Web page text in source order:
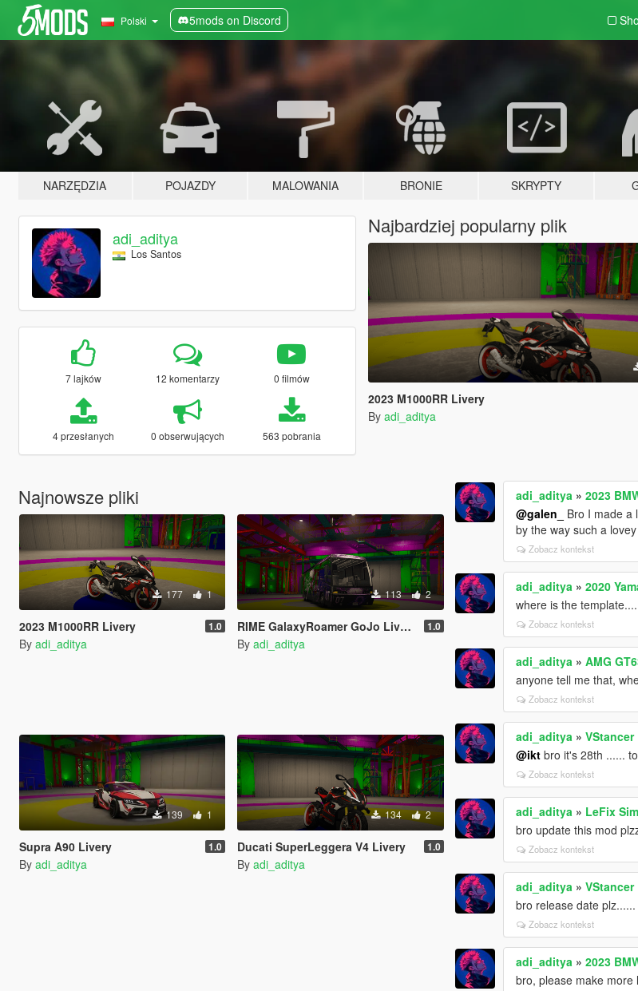
Polski 5mods on Discord
NARZĘDZIA POJAZDY MALOWANIA BRONIE SKRYPTY
adi_aditya
Los Santos
7 lajków 12 komentarzy 0 filmów
4 przesłanych 0 obserwujących 563 pobrania
Najbardziej popularny plik
2023 M1000RR Livery
By adi_aditya
Najnowsze pliki
177 1
2023 M1000RR Livery 1.0
By adi_aditya
113 2
RIME GalaxyRoamer GoJo Livery 1.0
By adi_aditya
139 1
Supra A90 Livery 1.0
By adi_aditya
134 2
Ducati SuperLeggera V4 Livery 1.0
By adi_aditya
adi_aditya »2023
@galen_
Bro I made a
by the way such a
Zobacz kontekst
adi_aditya »2020
where is the
Zobacz kontekst
adi_aditya »AMG
anyone tell me that,
Zobacz kontekst
adi_aditya »VStancer
@ikt bro it's 28th ......
Zobacz kontekst
adi_aditya » LeFix
bro update this mod
Zobacz kontekst
adi_aditya »VStancer
bro release date plz......
Zobacz kontekst
adi_aditya »2023
bro, please make more